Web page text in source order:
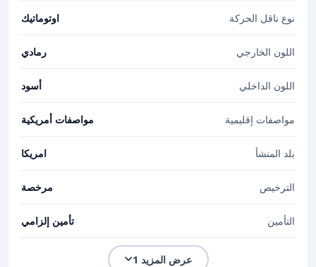
نوع ناقل الحركة اوتوماتيك
اللون الخارجي رمادي
اللون الداخلي أسود
مواصفات إقليمية مواصفات أمريكية
بلد المنشأ امريكا
الترخيص مرخصة
التأمين تأمين إلزامي
عرض المزيد 1